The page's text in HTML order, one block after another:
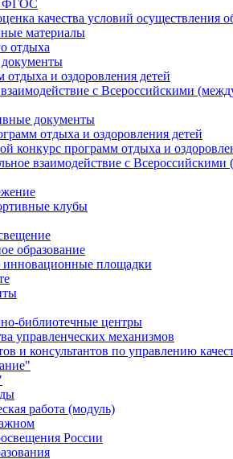
ФГОС
качества условий осуществления
материалы
отдыха
отдыха и оздоровления детей
с Всероссийскими
документы
отдыха и оздоровления детей
конкурс программ отдыха и
взаимодействие с
клубы
образование
инновационные площадки
библиотечные центры
управленческих механизмов
и консультантов по управлению
работа (модуль)
России